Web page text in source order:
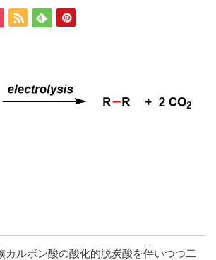
カルボン酸の酸化的脱炭酸を伴いつつ二